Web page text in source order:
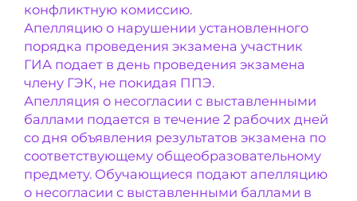
конфликтную комиссию.
Апелляцию о нарушении установленного
порядка проведения экзамена участник
ГИА подает в день проведения экзамена
члену ГЭК, не покидая ППЭ.
Апелляция о несогласии с выставленными
баллами подается в течение 2 рабочих дней
со дня объявления результатов экзамена по
соответствующему общеобразовательному
предмету. Обучающиеся подают апелляцию
о несогласии с выставленными баллами в